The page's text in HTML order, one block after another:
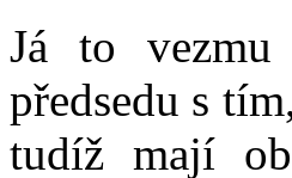
Já to
předsedu s
tudíž mají